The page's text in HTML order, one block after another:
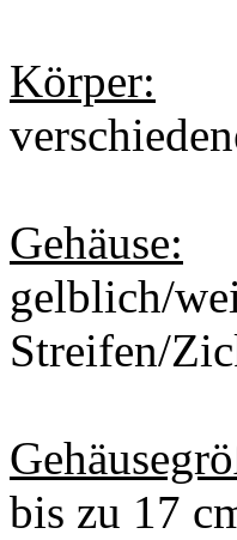
Körper:
Gehäuse:
gelblich/
Streifen/
bis zu 17